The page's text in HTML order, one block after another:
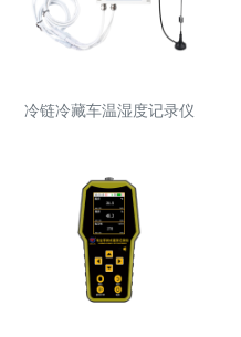
冷链冷藏车温湿度记录仪